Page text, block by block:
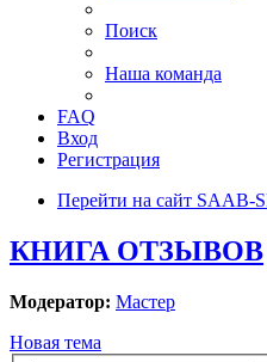
Поиск
Наша команда
FAQ
Вход
Регистрация
Перейти на сайт SAAB-
КНИГА ОТЗЫВОВ
Модератор: Мастер
Новая тема